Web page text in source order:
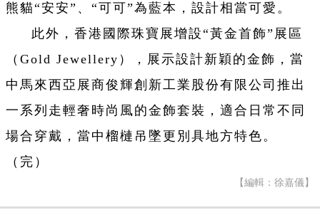
熊貓“安安”、“可可”為藍本，設計相當可愛。
此外，香港國際珠寶展增設“黃金首飾”展區
（Gold Jewellery），展示設計新穎的金飾，當
中馬來西亞展商俊輝創新工業股份有限公司推出
一系列走輕奢時尚風的金飾套裝，適合日常不同
場合穿戴，當中榴槤吊墜更別具地方特色。
（完）
【編輯：徐嘉儀】